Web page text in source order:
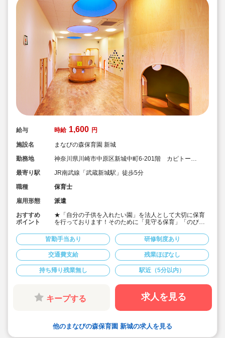
給与 時給 1,600 円
施設名
まなびの森保育園 新城
勤務地
神奈川県川崎市中原区新城中町6-201階 カピトール
最寄り駅
JR南武線「武蔵新城駅」徒歩5分
職種
保育士
雇用形態
派遣
おすすめ
ポイント
★「自分の子供を入れたい園」を法人として大切に保育
を行っております！そのために「見守る保育」「のびの
す♪
★保育士専任のコンサルタントがあなたの派遣就業を安
心サポートいたします
★武蔵新城駅より徒歩5分の定員40名の認可保育園！
★時給1,600円の求人です！
★勤務条件等相談可能です！
キララサポートで派遣就業する3つのメリット
・求人提案から就業後のサポートまで専任コンサルタン
トが細やかに対応します
・手当や福利厚生については当社独自のサービスもご用
ったサポートに定評があります
皆勤手当あり 研修制度あり
交通費支給 残業ほぼなし
持ち帰り残業無し 駅近（5分以内）
キープする 求人を見る
他のまなびの森保育園 新城の求人を見る